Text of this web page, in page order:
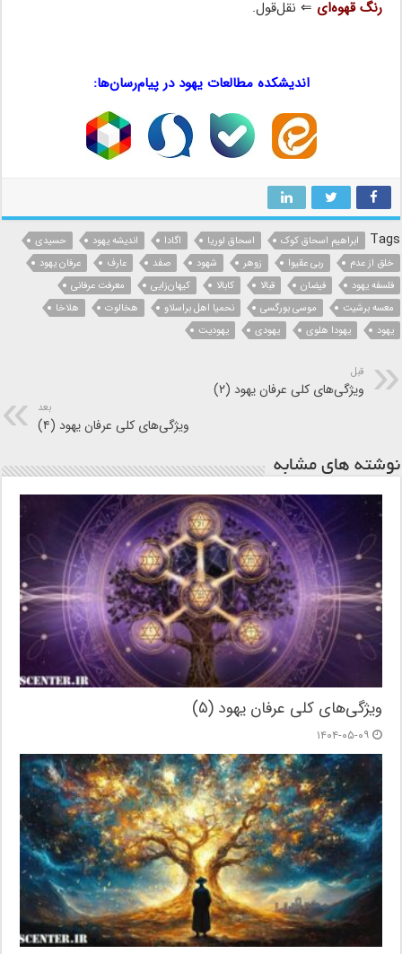
رنگ قهوه‌ای ⇐ نقل‌قول.
اندیشکده مطالعات یهود در پیام‌رسان‌ها:
Tags ابراهیم اسحاق کوک اسحاق لوریا اگادا اندیشه یهود
حسیدی
خلق از عدم
ربی عقیوا زوهر شهود صفد عارف
عرفان یهود
فلسفه یهود
فیضان قبالا کابالا کیهان‌زایی
معرفت عرفانی
معسه برشیت
موسی بورگسی نحمیا اهل براسلاو هخالوت
هلاخا
یهود
یهودا هلوی یهودی یهودیت
قبل
ویژگی‌های کلی عرفان یهود (۲)
بعد
ویژگی‌های کلی عرفان یهود (۴)
نوشته های مشابه
ویژگی‌های کلی عرفان یهود (۵)
۱۴۰۴-۰۵-۰۹